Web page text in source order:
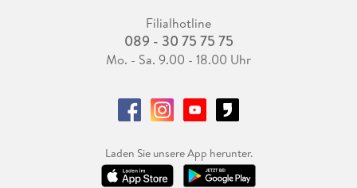
Filialhotline
089 - 30 75 75 75
Mo. - Sa. 9.00 - 18.00 Uhr
Laden Sie unsere App herunter.